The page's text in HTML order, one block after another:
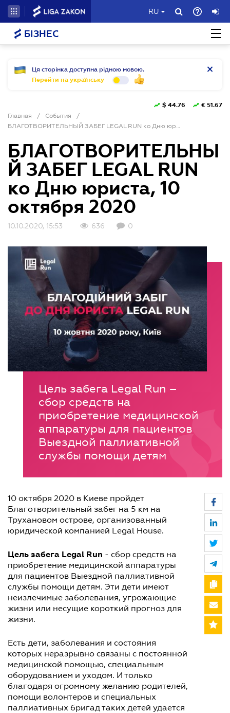
RU
БІЗНЕС
Ця сторінка доступна рідною мовою.
Перейти на українську
Главная / События
/
БЛАГОТВОРИТЕЛЬНЫЙ ЗАБЕГ LEGAL RUN ко Дню юриста, 10 октября 2020
$ 44.76 € 51.67
БЛАГОТВОРИТЕЛЬНЫ
Й ЗАБЕГ LEGAL RUN
ко Дню юриста, 10
октября 2020
10.10.2020, 15:53 636 0
Цель забега Legal Run –
сбор средств на
приобретение медицинской
аппаратуры для пациентов
Выездной паллиативной
службы помощи детям
10 октября 2020 в Киеве пройдет
Благотворительный забег на 5 км на
Трухановом острове, организованный
юридической компанией Legal House.
Цель забега Legal Run - сбор средств на
приобретение медицинской аппаратуры
для пациентов Выездной паллиативной
службы помощи детям. Эти дети имеют
неизлечимые заболевания, угрожающие
жизни или несущие короткий прогноз для
жизни.
Есть дети, заболевания и состояния
которых неразрывно связаны с постоянной
медицинской помощью, специальным
оборудованием и уходом. И только
благодаря огромному желанию родителей,
помощи волонтеров и специальных
паллиативных бригад таких детей удается